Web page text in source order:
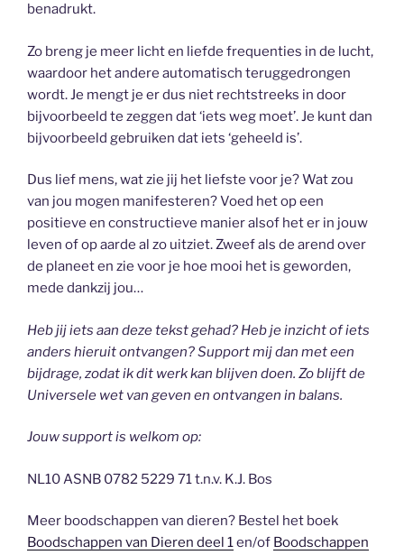
benadrukt.
Zo breng je meer licht en liefde frequenties in de lucht,
waardoor het andere automatisch teruggedrongen
wordt. Je mengt je er dus niet rechtstreeks in door
bijvoorbeeld te zeggen dat ‘iets weg moet’. Je kunt dan
bijvoorbeeld gebruiken dat iets ‘geheeld is’.
Dus lief mens, wat zie jij het liefste voor je? Wat zou
van jou mogen manifesteren? Voed het op een
positieve en constructieve manier alsof het er in jouw
leven of op aarde al zo uitziet. Zweef als de arend over
de planeet en zie voor je hoe mooi het is geworden,
mede dankzij jou…
Heb jij iets aan deze tekst gehad? Heb je inzicht of iets
anders hieruit ontvangen? Support mij dan met een
bijdrage, zodat ik dit werk kan blijven doen. Zo blijft de
Universele wet van geven en ontvangen in balans.
Jouw support is welkom op:
NL10 ASNB 0782 5229 71 t.n.v. K.J. Bos
Meer boodschappen van dieren? Bestel het boek
Boodschappen van Dieren deel 1en/of Boodschappen